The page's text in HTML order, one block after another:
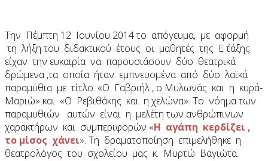
Την Πέμπτη 12 Ιουνίου 2014 το απόγευμα, με αφορμή
τη λήξη του διδακτικού έτους οι μαθητές της Ε ΄τάξης
είχαν την ευκαιρία να παρουσιάσουν δύο θεατρικά
δρώμενα ,τα οποία ήταν εμπνευσμένα από δύο λαϊκά
παραμύθια με τίτλο: «Ο Γαβριήλ , ο Μυλωνάς και η κυρά-
Μαριώ» και «Ο Ρεβιθάκης και η χελώνα». Το νόημα των
παραμυθιών αυτών είναι η μελέτη των ανθρώπινων
χαρακτήρων και συμπεριφορών «Η αγάπη κερδίζει ,
το μίσος χάνει». Τη δραματοποίηση επιμελήθηκε η
θεατρολόγος του σχολείου μας κ. Μυρτώ Βαγιώτα.